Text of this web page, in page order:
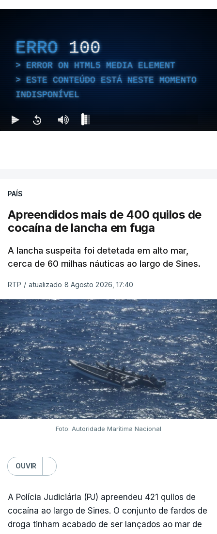
ERRO 100
ERROR ON HTML5 MEDIA ELEMENT
ESTE CONTEÚDO ESTÁ NESTE MOMENTO
INDISPONÍVEL
PAÍS
Apreendidos mais de 400 quilos de
cocaína de lancha em fuga
A lancha suspeita foi detetada em alto mar,
cerca de 60 milhas náuticas ao largo de Sines.
RTP / atualizado 8 Agosto 2026, 17:40
Foto: Autoridade Marítima Nacional
OUVIR
A Polícia Judiciária (PJ) apreendeu 421 quilos de
cocaína ao largo de Sines. O conjunto de fardos de
droga tinham acabado de ser lançados ao mar de